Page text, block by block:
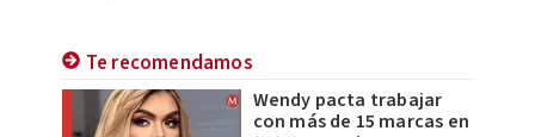
Te recomendamos
Wendy pacta trabajar
con más de 15 marcas en